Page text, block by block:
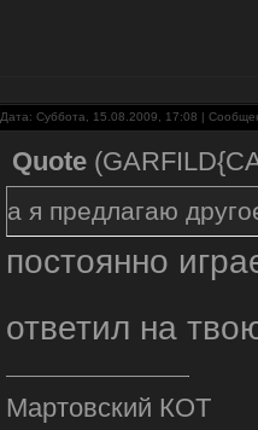
Дата: Суббота, 15.08.2009, 17:08 |
Quote (
а я предлагаю
постоянно
ответил на
Мартовский КОТ